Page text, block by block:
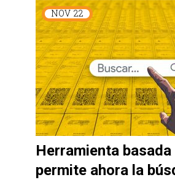
NOV 22
Herramienta basada
permite ahora la